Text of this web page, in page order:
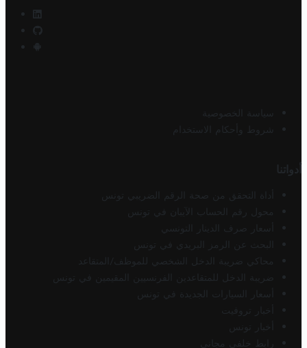
سياسة الخصوصية
شروط وأحكام الاستخدام
أدواتنا
أداة التحقق من صحة الرقم الضريبي تونس
محول رقم الحساب الآيبان في تونس
أسعار صرف الدينار التونسي
البحث عن الرمز البريدي في تونس
محاكي ضريبة الدخل الشخصي للموظف/المتقاعد
ضريبة الدخل للمتقاعدين الفرنسيين المقيمين في تونس
أسعار السيارات الجديدة في تونس
أخبار تروفيت
أخبار تونس
رابط خلفي مجاني